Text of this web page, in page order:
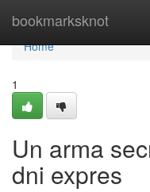
bookmarksknot
Home
Home
1
Un arma
dni expres